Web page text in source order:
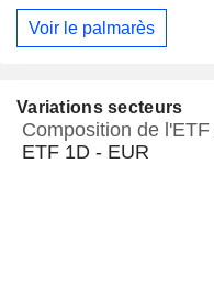
Voir le palmarès
Variations secteurs
Composition de l'ETF
ETF 1D - EUR